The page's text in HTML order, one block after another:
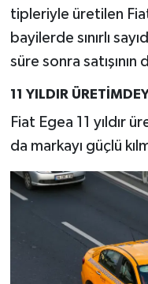
tipleriyle üretilen
bayilerde sınırlı
süre sonra
11 YILDIR
Fiat Egea 11 yıldır
da markayı güçlü